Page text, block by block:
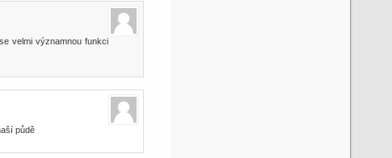
velmi významnou funkci
půdě